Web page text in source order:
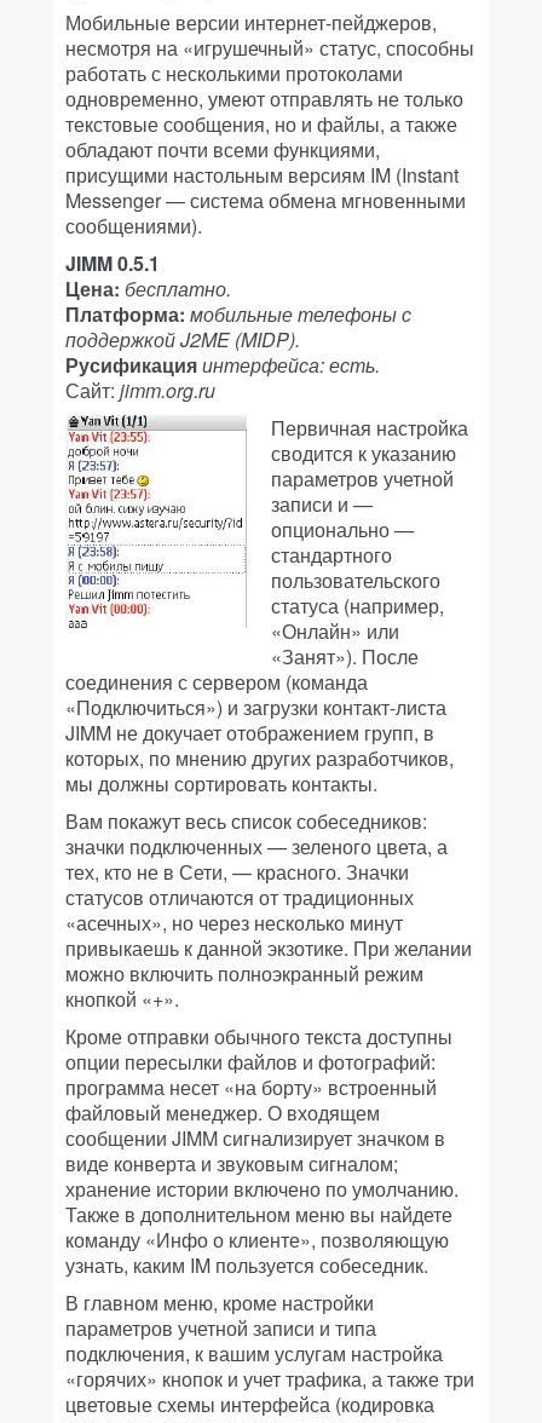
Мобильные версии интернет-пейджеров,
несмотря на «игрушечный» статус, способны
работать с несколькими протоколами
одновременно, умеют отправлять не только
текстовые сообщения, но и файлы, а также
обладают почти всеми функциями,
присущими настольным версиям IM (Instant
Messenger — система обмена мгновенными
сообщениями).
JIMM 0.5.1
Цена: бесплатно.
Платформа: мобильные телефоны с
поддержкой J2ME (MIDP).
Русификацияинтерфейса: есть.
Сайт: jimm.org.ru
Первичная настройка
сводится к указанию
параметров учетной
записи и —
опционально —
стандартного
пользовательского
статуса (например,
«Онлайн» или
«Занят»). После
соединения с сервером (команда
«Подключиться») и загрузки контакт-листа
JIMM не докучает отображением групп, в
которых, по мнению других разработчиков,
мы должны сортировать контакты.
Вам покажут весь список собеседников:
значки подключенных — зеленого цвета, а
тех, кто не в Сети, — красного. Значки
статусов отличаются от традиционных
«асечных», но через несколько минут
привыкаешь к данной экзотике. При желании
можно включить полноэкранный режим
кнопкой «+».
Кроме отправки обычного текста доступны
опции пересылки файлов и фотографий:
программа несет «на борту» встроенный
файловый менеджер. О входящем
сообщении JIMM сигнализирует значком в
виде конверта и звуковым сигналом;
хранение истории включено по умолчанию.
Также в дополнительном меню вы найдете
команду «Инфо о клиенте», позволяющую
узнать, каким IM пользуется собеседник.
В главном меню, кроме настройки
параметров учетной записи и типа
подключения, к вашим услугам настройка
«горячих» кнопок и учет трафика, а также три
цветовые схемы интерфейса (кодировка